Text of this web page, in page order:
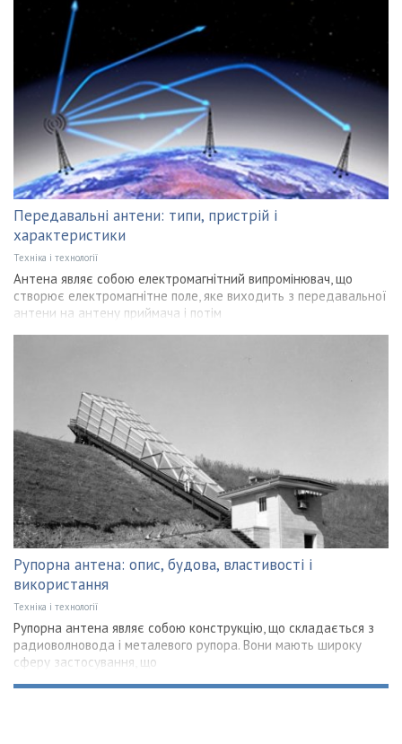
Передавальні антени: типи, пристрій і
характеристики
Техніка і технології
Антена являє собою електромагнітний випромінювач, що
створює електромагнітне поле, яке виходить з передавальної
антени на антену приймача і потім
Рупорна антена: опис, будова, властивості і
використання
Техніка і технології
Рупорна антена являє собою конструкцію, що складається з
радиоволновода і металевого рупора. Вони мають широку
сферу застосування, що